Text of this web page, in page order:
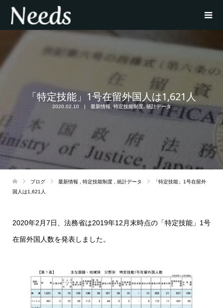
「特定技能」1号在留外国人は1,621人
2020.02.10 最新情報 特定技能制度, 統計データ
ブログ 最新情報 特定技能制度 統計データ
「特定技能」1号在留外
国人は1,621人
2020年2月7日、法務省は2019年12月末時点の「特定技能」1号
在留外国人数を発表しました。